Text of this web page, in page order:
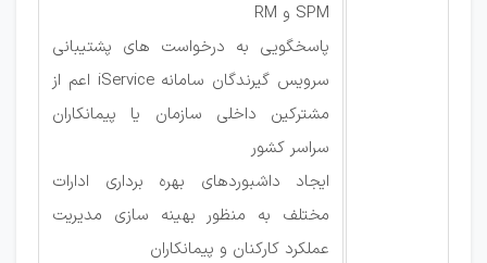
SPM و RM
پاسخگویی به درخواست های پشتیبانی
سرویس گیرندگان سامانه iService اعم از
مشترکین داخلی سازمان یا پیمانکاران
سراسر کشور
ایجاد داشبوردهای بهره برداری ادارات
مختلف به منظور بهینه سازی مدیریت
عملکرد کارکنان و پیمانکاران